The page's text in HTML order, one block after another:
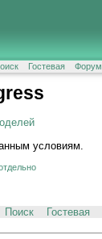
Гостевая Форум
условиям.
Поиск Гостевая